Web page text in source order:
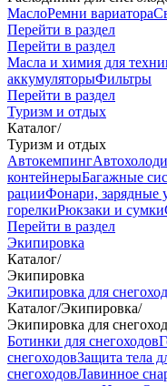
МаслоРемни вариатора
Перейти в раздел
Перейти в раздел
Масла и химия для
аккумуляторыФильтры
Перейти в раздел
Туризм и отдых
Каталог/
Туризм и отдых
Автокемпинг
контейнерыБагажные
рацииФонари, зарядные
горелкиРюкзаки и сумки
Перейти в раздел
Экипировка
Каталог/
Экипировка
Экипировка для
Каталог/Экипировка/
Экипировка для
Ботинки для снегоходов
снегоходовЗащита тела
снегоходовЛавинное